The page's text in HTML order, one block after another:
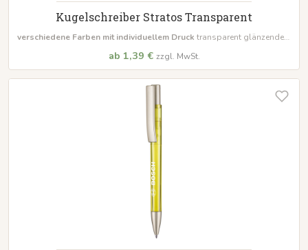
Kugelschreiber Stratos Transparent
verschiedene Farben mit individuellem Druck transparent glänzendem
Stück
ab 1,39 € zzgl. MwSt.